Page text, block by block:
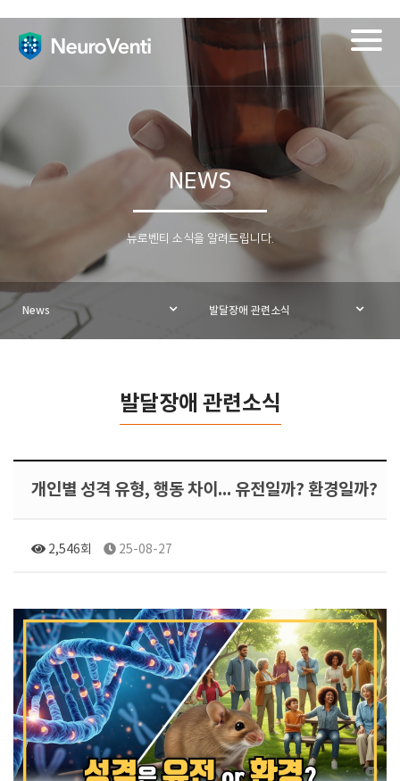
NEWS
뉴로벤티 소식을 알려드립니다.
News 발달장애 관련소식
발달장애 관련소식
개인별 성격 유형, 행동 차이... 유전일까? 환경일까?
2,546회 25-08-27